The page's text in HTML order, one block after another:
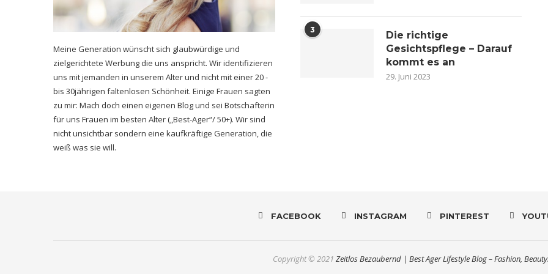
Meine Generation wünscht sich glaubwürdige und
zielgerichtete Werbung die uns anspricht. Wir identifizieren
uns mit jemanden in unserem Alter und nicht mit einer 20 -
bis 30jährigen faltenlosen Schönheit. Einige Frauen sagten
zu mir: Mach doch einen eigenen Blog und sei Botschafterin
für uns Frauen im besten Alter („Best-Ager“/ 50+). Wir sind
nicht unsichtbar sondern eine kaufkräftige Generation, die
weiß was sie will.
3
Die richtige
Gesichtspflege – Darauf
kommt es an
29. Juni 2023
FACEBOOK INSTAGRAM PINTEREST
Copyright © 2021 Zeitlos Bezaubernd | Best Ager Lifestyle Blog – Fashion, Beauty.